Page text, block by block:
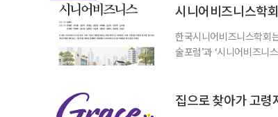
시니어비즈니스학
한국시니어비즈니스학회
술포럼’과 ‘시니어비즈니
계하다’를 주제로 기조강
집으로 찾아가 고령